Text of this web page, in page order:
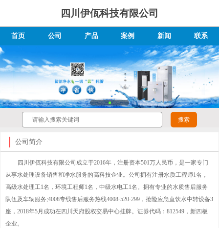
四川伊佤科技有限公司
首页 公司 产品 案例 新闻 联系
公司简介
四川伊佤科技有限公司成立于2016年，注册资本501万人民币，是一家专门
从事水处理设备销售和净水服务的高科技企业。公司拥有注册水质工程师1名，
高级水处理工1名，环境工程师1名，中级水电工1名。拥有专业的水质售后服务
队伍及车辆服务;4008专线售后服务热线4008-520-299，抢险应急直饮水中转设备3
座，2018年5月成功在四川天府股权交易中心挂牌。证券代码：812549，新四板
企业。